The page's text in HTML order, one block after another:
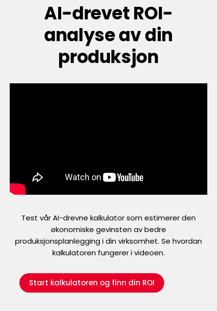
AI-drevet ROI-
analyse av din
produksjon
Test vår AI-drevne kalkulator som estimerer den
økonomiske gevinsten av bedre
produksjonsplanlegging i din virksomhet. Se hvordan
kalkulatoren fungerer i videoen.
Start kalkulatoren og finn din ROI